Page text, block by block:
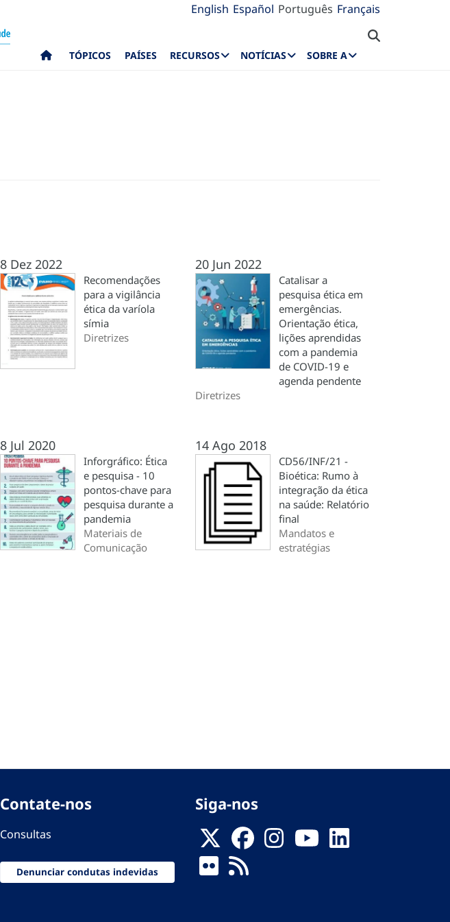
English Español Português Français
TÓPICOS PAÍSES RECURSOS NOTÍCIAS SOBRE A
8 Dez 2022
Recomendações
para a vigilância
ética da varíola
símia
Diretrizes
20 Jun 2022
Catalisar a
pesquisa ética em
emergências.
Orientação ética,
lições aprendidas
com a pandemia
de COVID-19 e
agenda pendente
Diretrizes
8 Jul 2020
Inforgráfico: Ética
e pesquisa - 10
pontos-chave para
pesquisa durante a
pandemia
Materiais de
Comunicação
14 Ago 2018
CD56/INF/21 -
Bioética: Rumo à
integração da ética
na saúde: Relatório
final
Mandatos e
estratégias
Contate-nos
Consultas
Denunciar condutas indevidas
Siga-nos